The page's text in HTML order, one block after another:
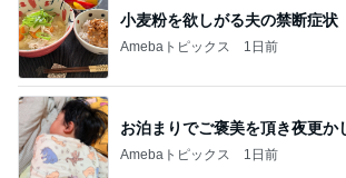
小麦粉を欲しがる夫の禁断症状
Amebaトピックス 1日前
お泊まりでご褒美を頂き夜更かし
Amebaトピックス 1日前